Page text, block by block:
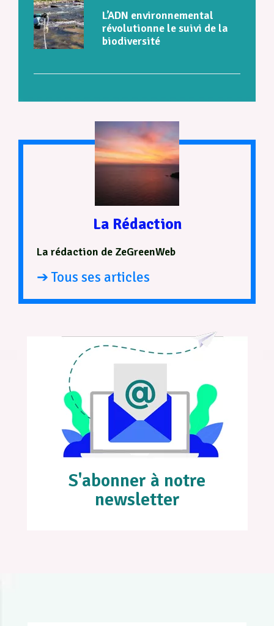
L’ADN environnemental
révolutionne le suivi de la
biodiversité
La Rédaction
La rédaction de ZeGreenWeb
➔ Tous ses articles
S'abonner à notre
newsletter